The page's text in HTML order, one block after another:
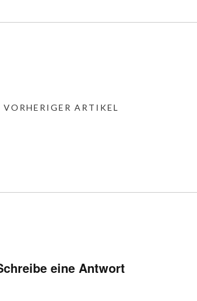
VORHERIGER ARTIKEL
eine Antwort